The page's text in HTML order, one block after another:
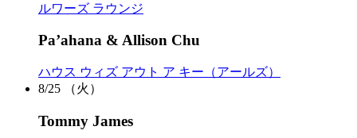
ルワーズ ラウンジ
Pa’ahana & Allison Chu
ハウス ウィズ アウト ア キー（アールズ）
8/25
（火）
Tommy James